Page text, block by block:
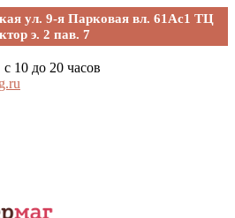
ул. 9-я Парковая вл. 61Ас1 ТЦ
э. 2 пав. 7
с 10 до 20 часов